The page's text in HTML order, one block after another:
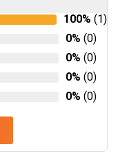
100% (1)
0% (0)
0% (0)
0% (0)
0% (0)